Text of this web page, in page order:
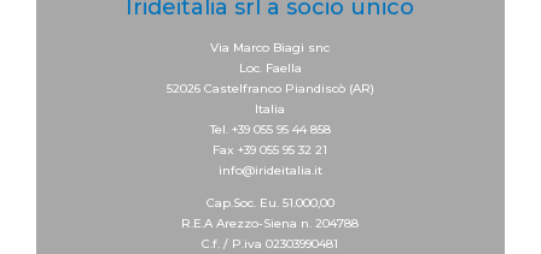
Irideitalia srl a socio unico
Via Marco Biagi snc
Loc. Faella
52026 Castelfranco Piandiscò (AR)
Italia
Tel. +39 055 95 44 858
Fax +39 055 95 32 21
info@irideitalia.it
Cap.Soc. Eu. 51.000,00
R.E.A Arezzo-Siena n. 204788
C.f. / P.iva 02303990481